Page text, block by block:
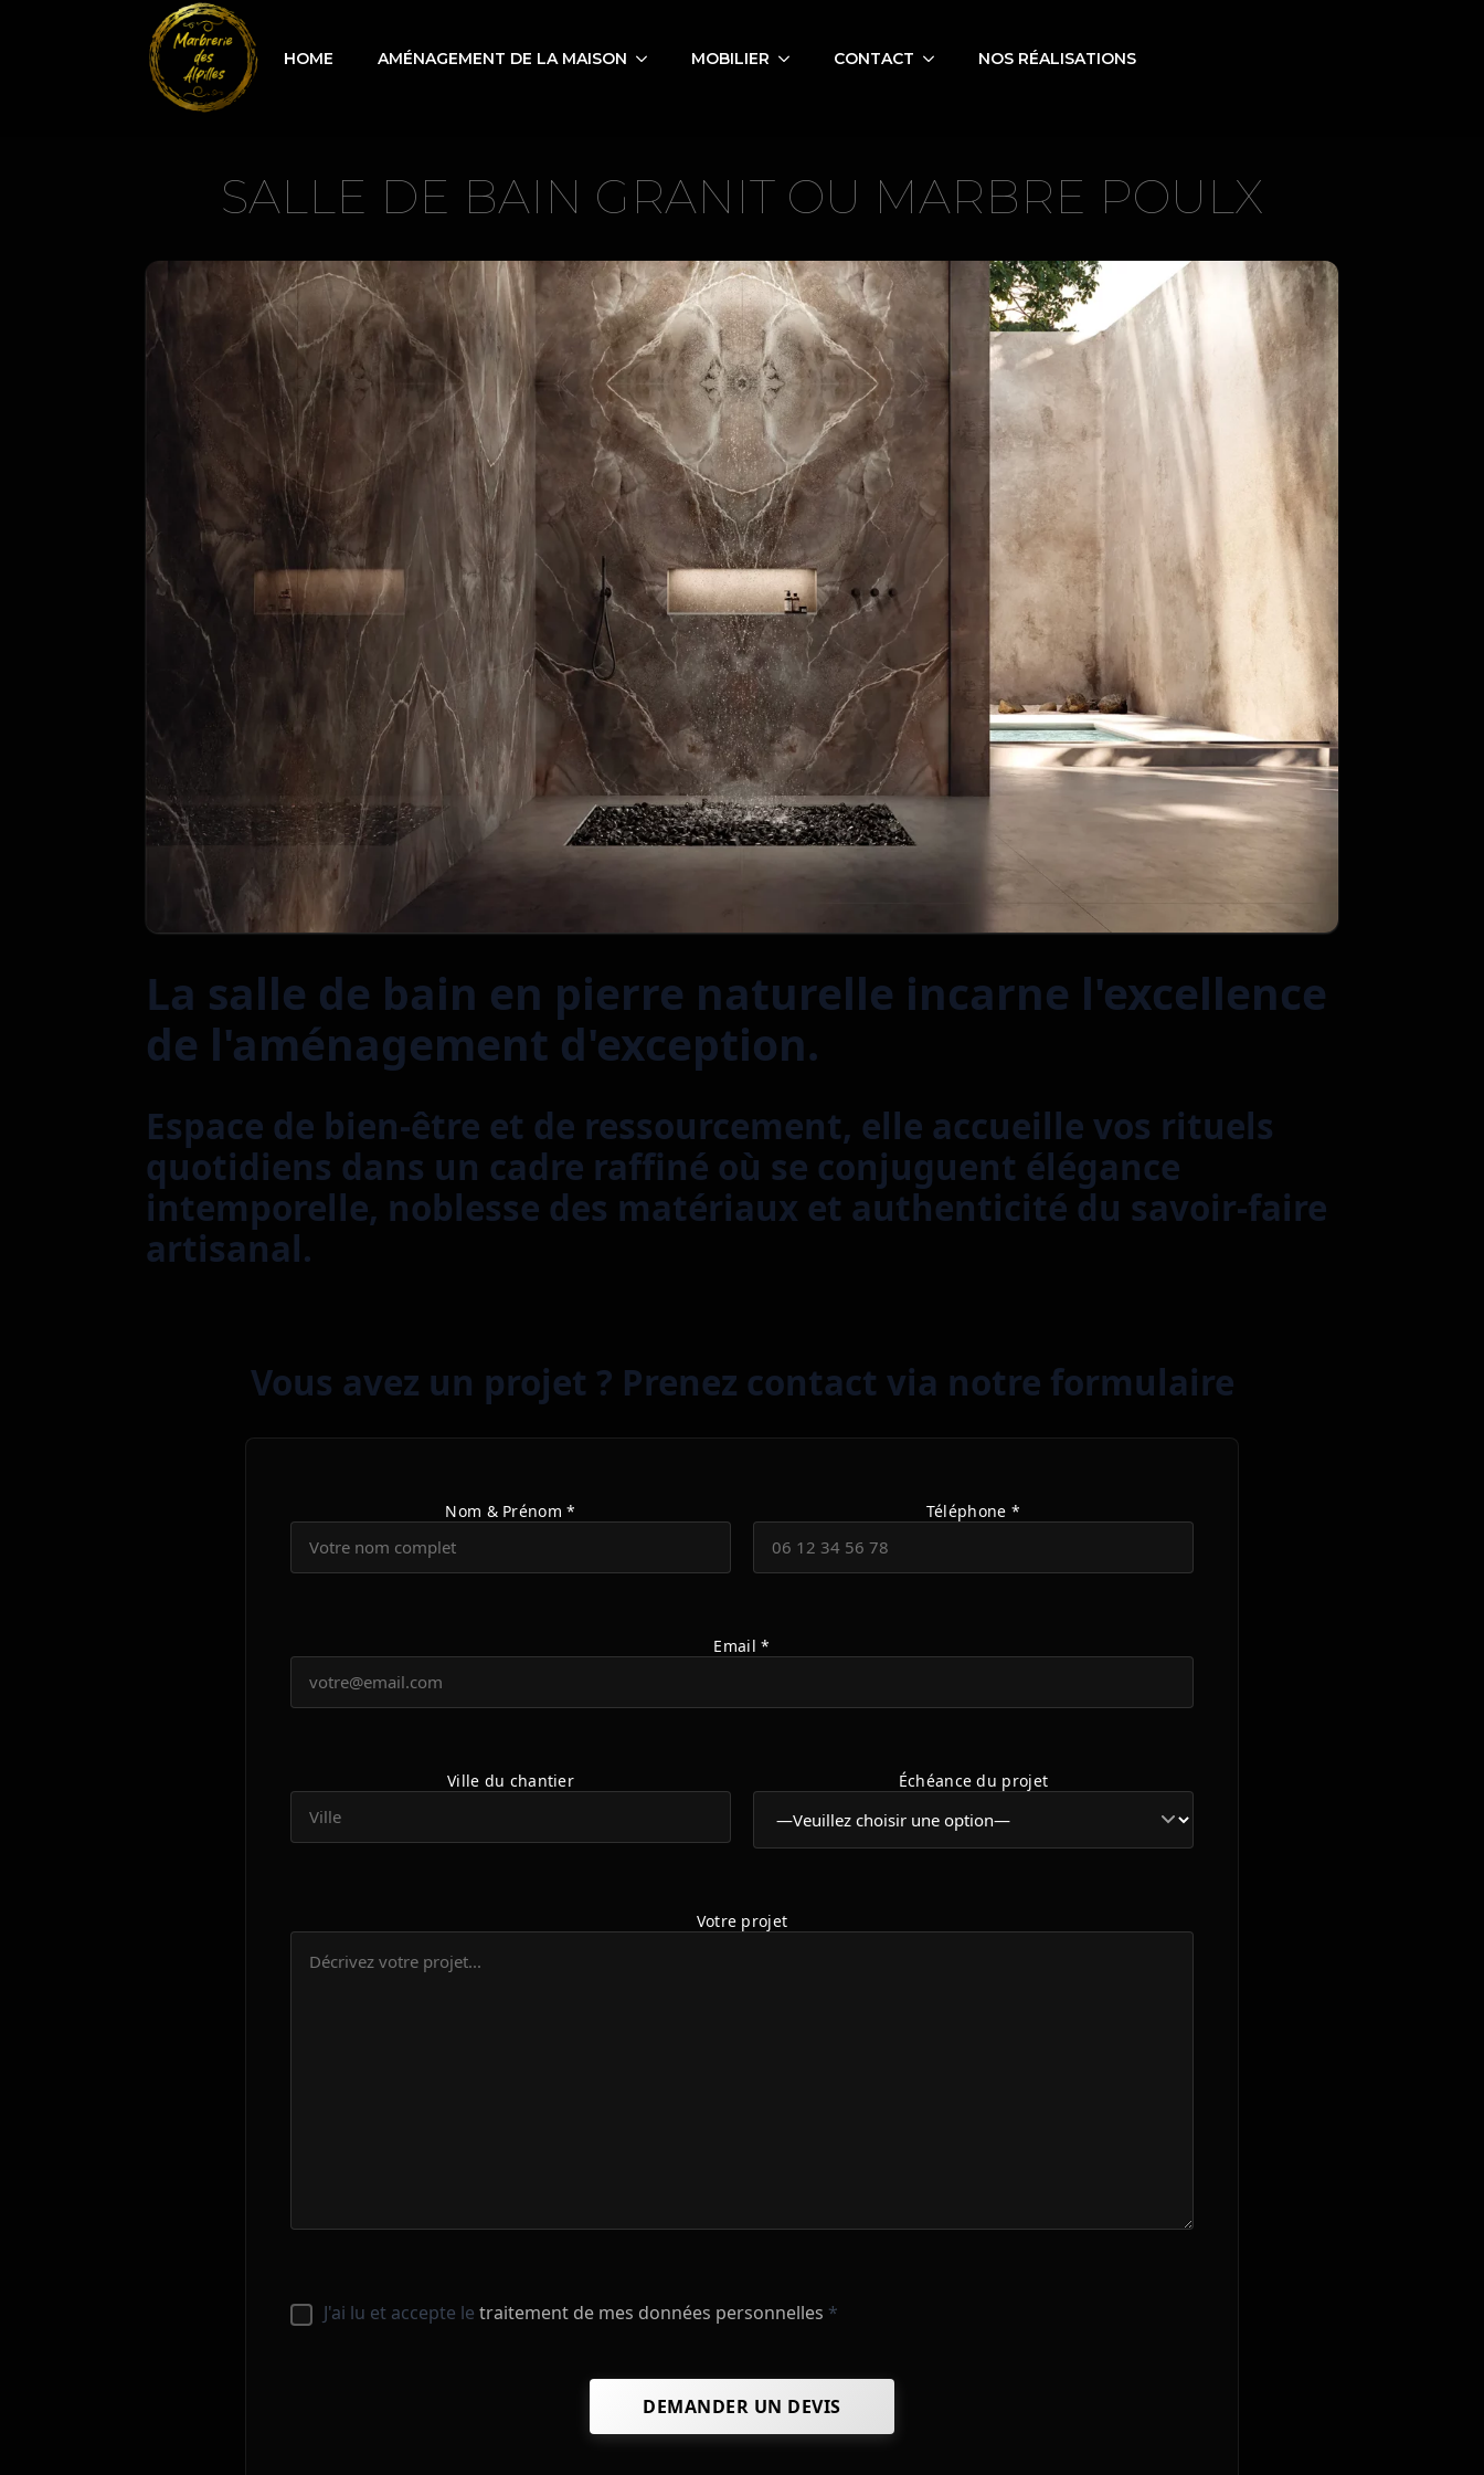
HOME AMÉNAGEMENT DE LA MAISON MOBILIER CONTACT NOS RÉALISATIONS
SALLE DE BAIN GRANIT OU MARBRE POULX
La salle de bain en pierre naturelle incarne l'excellence
de l'aménagement d'exception.
Espace de bien-être et de ressourcement, elle accueille vos rituels
quotidiens dans un cadre raffiné où se conjuguent élégance
intemporelle, noblesse des matériaux et authenticité du savoir-faire
artisanal.
Vous avez un projet ? Prenez contact via notre formulaire
Nom & Prénom * Téléphone *
Email *
Ville du chantier Échéance du projet
Votre projet
J'ai lu et accepte le traitement de mes données personnelles *